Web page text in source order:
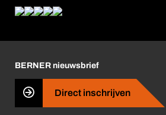
Wat ons drijft
Business Conduct
BERNER nieuwsbrief
Direct inschrijven